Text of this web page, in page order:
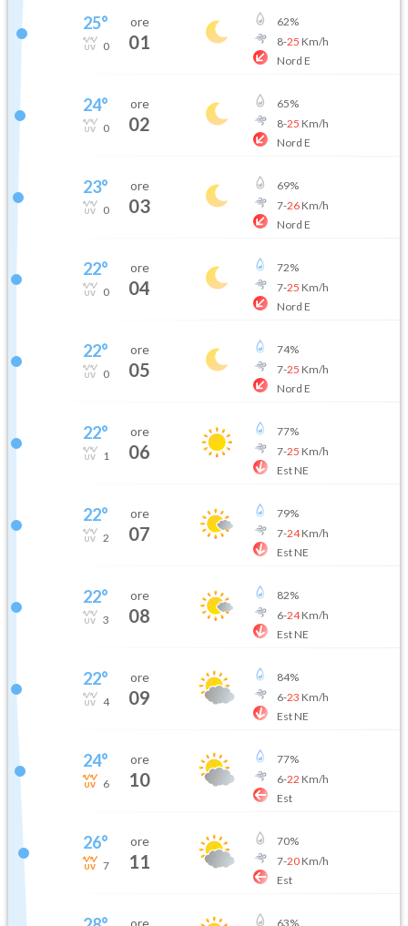
25°
0
ore
01
62%
8-25 Km/h
Nord E
24°
0
ore
02
65%
8-25 Km/h
Nord E
23°
0
ore
03
69%
7-26Km/h
Nord E
22°
0
ore
04
72%
7-25 Km/h
Nord E
22°
0
ore
05
74%
7-25 Km/h
Nord E
22°
1
ore
06
77%
7-25 Km/h
Est NE
22°
2
ore
07
79%
7-24Km/h
Est NE
22°
3
ore
08
82%
6-24Km/h
Est NE
22°
4
ore
09
84%
6-23 Km/h
Est NE
24°
6
ore
10
77%
6-22 Km/h
Est
26°
7
ore
11
70%
7-20Km/h
Est
ore 63%